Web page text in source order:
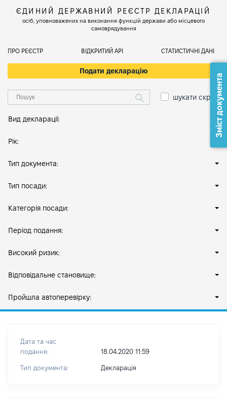
ЄДИНИЙ ДЕРЖАВНИЙ РЕЄСТР ДЕКЛАРАЦІЙ
осіб, уповноважених на виконання функцій держави або місцевого
самоврядування
ПРО РЕЄСТР ВІДКРИТИЙ АРІ СТАТИСТИЧНІ ДАНІ
Подати декларацію
шукати скрізь
Вид декларації:
Рік:
Тип документа:
Тип посади:
Категорія посади:
Період подання:
Високий ризик:
Відповідальне становище:
Пройшла автоперевірку:
Дата та час
подання:
18.04.2020 11:59
Тип документа: Декларація
Зміст документа